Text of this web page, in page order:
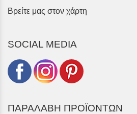
Βρείτε μας στον χάρτη
SOCIAL MEDIA
ΠΑΡΑΛΑΒΗ ΠΡΟΪΟΝΤΩΝ